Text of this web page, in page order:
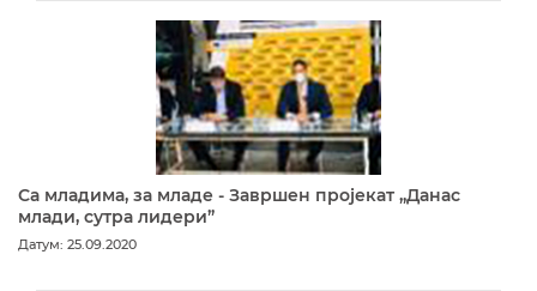
Са младима, за младе - Завршен пројекат „Данас
млади, сутра лидери”
Датум: 25.09.2020